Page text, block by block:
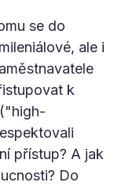
se do
ale i
k
přístup? A jak
Do